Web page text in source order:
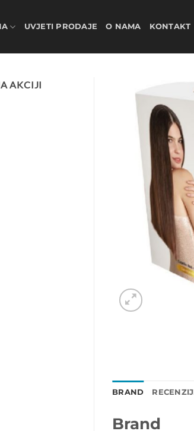
UVJETI PRODAJE O NAMA KONTAKT
AKCIJI
BRAND
Brand